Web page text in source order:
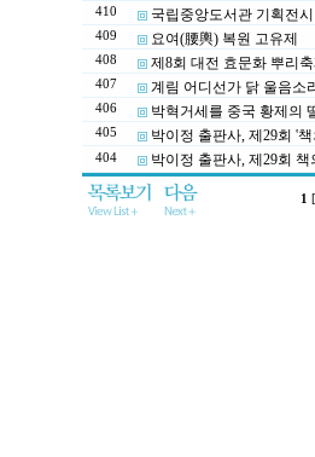
410 국립중앙도서관 기획전
409 요여(腰輿) 복원 고유제
408 제8회 대전 효문화 뿌리축
407 계림 어디선가 닭 울음소
406 박혁거세를 중국 황제의
405 박이정 출판사, 제29회 '
404 박이정 출판사, 제29회
1